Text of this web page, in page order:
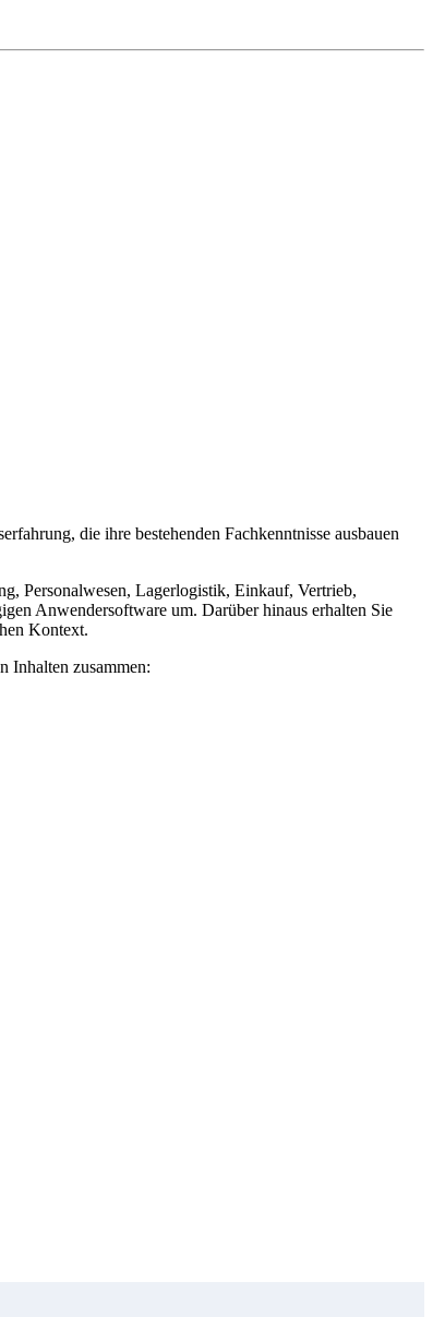
die ihre bestehenden Fachkenntnisse ausbauen
Personalwesen, Lagerlogistik, Einkauf, Vertrieb,
Anwendersoftware um. Darüber hinaus erhalten Sie
Kontext.
Inhalten zusammen: